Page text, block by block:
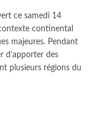
ce samedi 14
continental
majeures. Pendant
d’apporter des
plusieurs régions du